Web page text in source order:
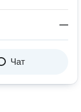
—
Чат